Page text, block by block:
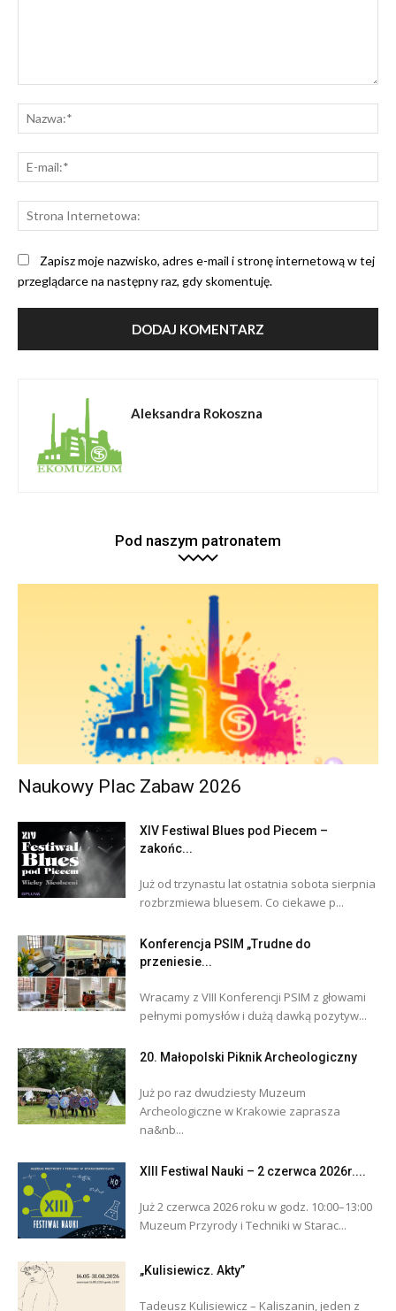
Zapisz moje nazwisko, adres e-mail i stronę internetową w tej
przeglądarce na następny raz, gdy skomentuję.
Aleksandra Rokoszna
Pod naszym patronatem
Naukowy Plac Zabaw 2026
XIV Festiwal Blues pod Piecem –
zakońc...
Już od trzynastu lat ostatnia sobota sierpnia
rozbrzmiewa bluesem. Co ciekawe p...
Konferencja PSIM „Trudne do
przeniesie...
Wracamy z VIII Konferencji PSIM z głowami
pełnymi pomysłów i dużą dawką pozytyw...
20. Małopolski Piknik Archeologiczny
Już po raz dwudziesty Muzeum
Archeologiczne w Krakowie zaprasza
na&nb...
XIII Festiwal Nauki – 2 czerwca 2026r....
Już 2 czerwca 2026 roku w godz. 10:00–13:00
Muzeum Przyrody i Techniki w Starac...
„Kulisiewicz. Akty”
Tadeusz Kulisiewicz – Kaliszanin, jeden z